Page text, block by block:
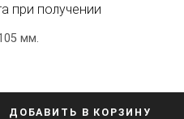
при получении
мм.
ДОБАВИТЬ В КОРЗИНУ